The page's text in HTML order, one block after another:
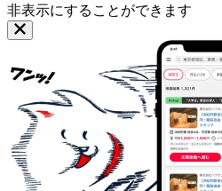
非表示にすることができます